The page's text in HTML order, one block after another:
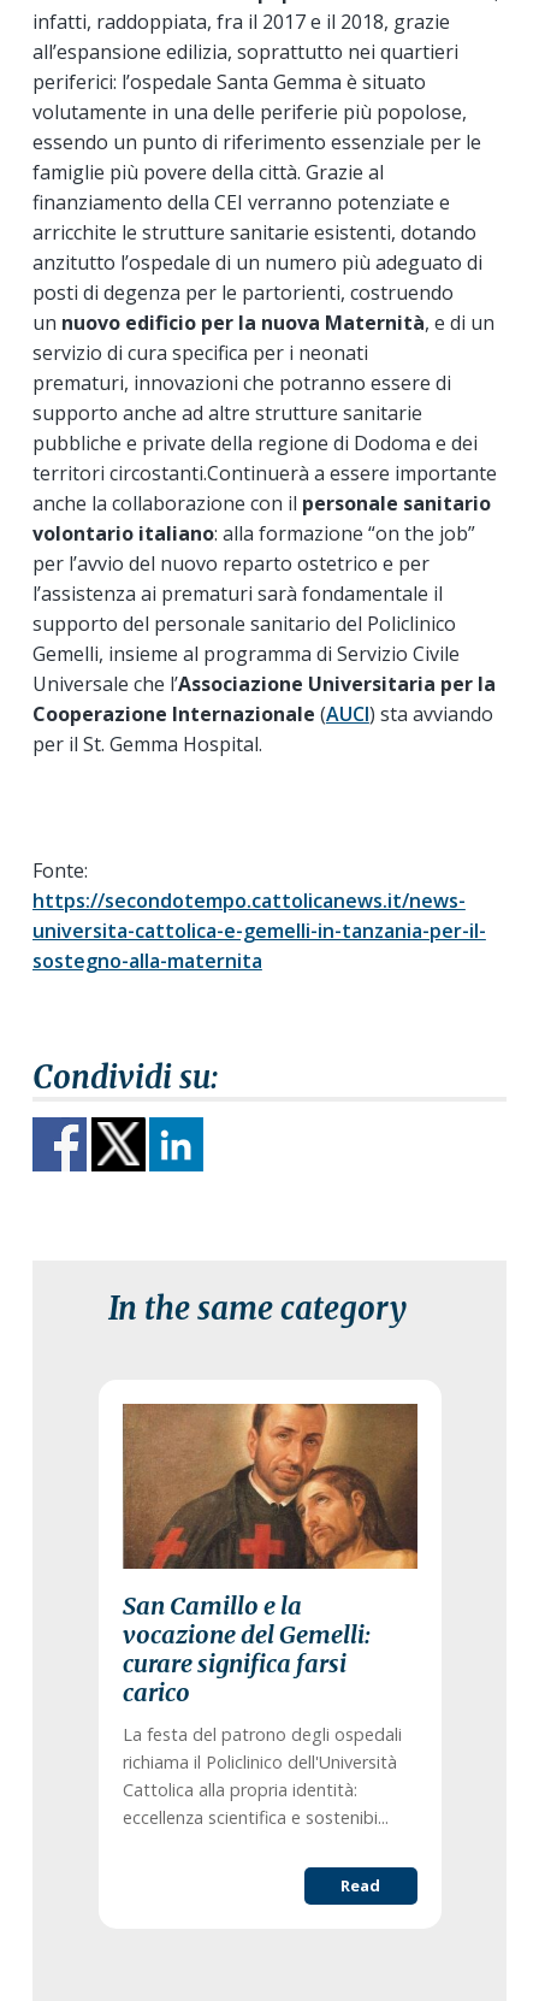
infatti, raddoppiata, fra il 2017 e il 2018, grazie
all’espansione edilizia, soprattutto nei quartieri
periferici: l’ospedale Santa Gemma è situato
volutamente in una delle periferie più popolose,
essendo un punto di riferimento essenziale per le
famiglie più povere della città. Grazie al
finanziamento della CEI verranno potenziate e
arricchite le strutture sanitarie esistenti, dotando
anzitutto l’ospedale di un numero più adeguato di
posti di degenza per le partorienti, costruendo
un nuovo edificio per la nuova Maternità, e di un
servizio di cura specifica per i neonati
prematuri, innovazioni che potranno essere di
supporto anche ad altre strutture sanitarie
pubbliche e private della regione di Dodoma e dei
territori circostanti.Continuerà a essere importante
anche la collaborazione con il personale sanitario
volontario italiano: alla formazione “on the job”
per l’avvio del nuovo reparto ostetrico e per
l’assistenza ai prematuri sarà fondamentale il
supporto del personale sanitario del Policlinico
Gemelli, insieme al programma di Servizio Civile
Universale che l’Associazione Universitaria per la
Cooperazione Internazionale (AUCI) sta avviando
per il St. Gemma Hospital.
Fonte:
https://secondotempo.cattolicanews.it/news-
universita-cattolica-e-gemelli-in-tanzania-per-il-
sostegno-alla-maternita
In the same category14 July 2026
San Camillo e la
vocazione del Gemelli:
curare significa farsi
carico
La festa del patrono degli ospedali
richiama il Policlinico dell'Università
Cattolica alla propria identità:
eccellenza scientifica e sostenibi...
Read